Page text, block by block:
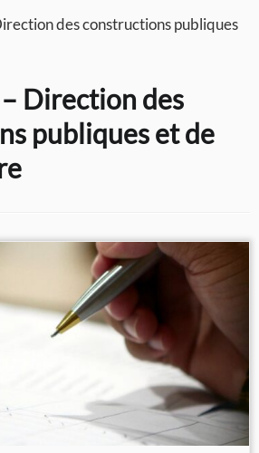
des constructions publiques
– Direction des
publiques et de